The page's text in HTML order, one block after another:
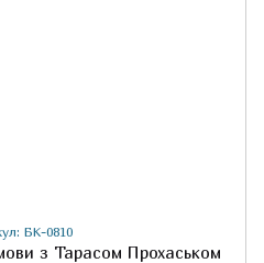
БК-0810
з Тарасом Прохаськом